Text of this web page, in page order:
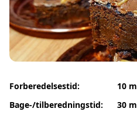
Forberedelsestid:
Bage-/tilberedningstid:
10
30